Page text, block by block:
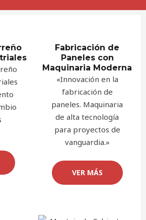
Fabricación de
Paneles con
Maquinaria Moderna
«Innovación en la
fabricación de
paneles. Maquinaria
de alta tecnología
para proyectos de
vanguardia.»
VER MÁS